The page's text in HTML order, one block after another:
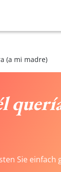
(a mi madre)
Sie